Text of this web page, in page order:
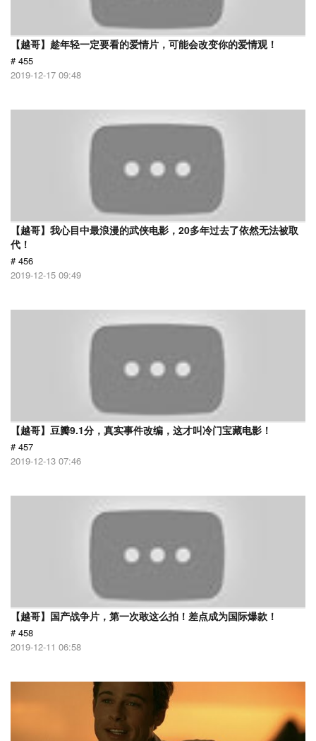
【越哥】趁年轻一定要看的爱情片，可能会改变你的爱情观！
# 455
2019-12-17 09:48
【越哥】我心目中最浪漫的武侠电影，20多年过去了依然无法被取
代！
# 456
2019-12-15 09:49
【越哥】豆瓣9.1分，真实事件改编，这才叫冷门宝藏电影！
# 457
2019-12-13 07:46
【越哥】国产战争片，第一次敢这么拍！差点成为国际爆款！
# 458
2019-12-11 06:58